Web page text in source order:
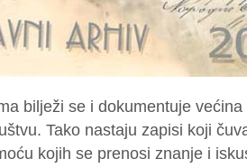
bilježi se i dokumentuje
Tako nastaju zapisi koji
kojih se prenosi znanje i